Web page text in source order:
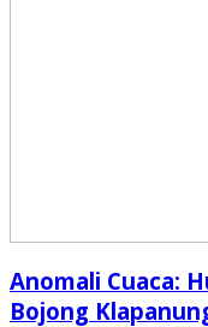
Anomali Cuaca:
Bojong